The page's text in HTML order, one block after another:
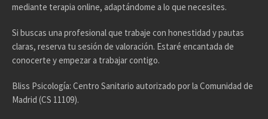
mediante terapia online, adaptándome a lo que necesites.
Si buscas una profesional que trabaje con honestidad y pautas
claras, reserva tu sesión de valoración. Estaré encantada de
conocerte y empezar a trabajar contigo.
Bliss Psicología: Centro Sanitario autorizado por la Comunidad de
Madrid (CS 11109).